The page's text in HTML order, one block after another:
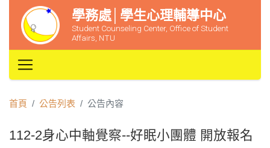
學務處│學生心理輔導中心
Student Counseling Center, Office of Student
Affairs, NTU
首頁 公告列表 公告內容
112-2身心中軸覺察--好眠小團體 開放報名